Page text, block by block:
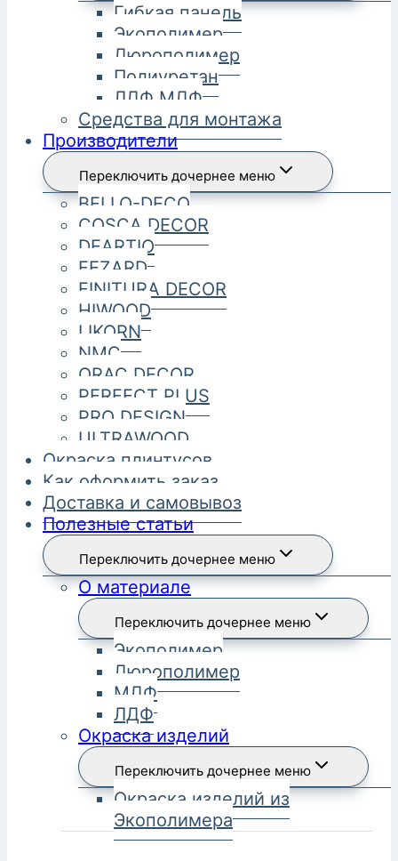
Гибкая панель
Экополимер
Дюрополимер
Полиуретан
ЛДФ МДФ
Средства для монтажа
Производители
Переключить дочернее меню
BELLO-DECO
COSCA DECOR
DEARTIO
FEZARD
FINITURA DECOR
HIWOOD
LIKORN
NMC
ORAC DECOR
PERFECT PLUS
PRO DESIGN
ULTRAWOOD
Окраска плинтусов
Как оформить заказ
Доставка и самовывоз
Полезные статьи
Переключить дочернее меню
О материале
Переключить дочернее меню
Экополимер
Дюрополимер
МДФ
ЛДФ
Окраска изделий
Переключить дочернее меню
Окраска изделий из
Экополимера